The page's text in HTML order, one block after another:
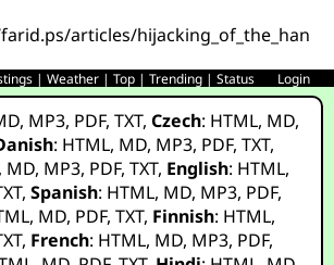
articles/
|Weather |Top |Trending |Status Login
, MP3, PDF,TXT,Czech: HTML, MD,
: HTML, MD, MP3, PDF,TXT,
, MD, MP3, PDF,TXT, English: HTML,
,Spanish: HTML, MD, MP3, PDF,
, MD, PDF,TXT, Finnish: HTML,
, French: HTML, MD, MP3, PDF,